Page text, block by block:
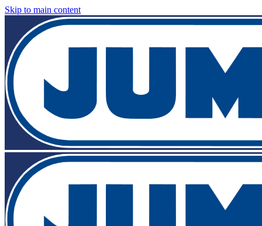
Skip to main content